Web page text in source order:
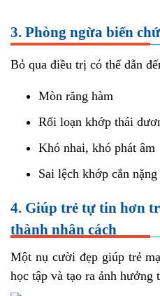
3. Phòng ngừa biến
Bỏ qua điều trị có thể dẫn
Mòn răng hàm
Rối loạn khớp thái
Khó nhai, khó phát âm
Sai lệch khớp cắn
4. Giúp trẻ tự tin hơn
thành nhân cách
Một nụ cười đẹp giúp trẻ
học tập và tạo ra ảnh hưởng